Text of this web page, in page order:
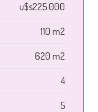
u$s225.000
110 m2
620 m2
4
5